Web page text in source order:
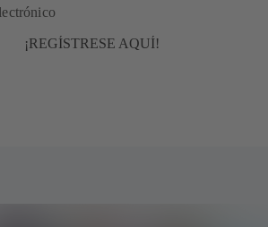
¡REGÍSTRESE AQUÍ!